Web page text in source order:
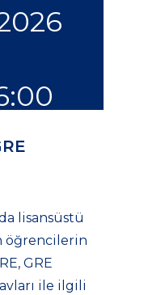
lisansüstü
öğrencilerin
GRE
ile ilgili